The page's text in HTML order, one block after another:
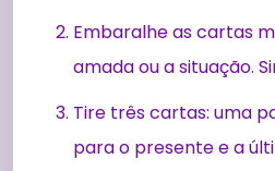
Embaralhe as cartas
amada ou a situação.
Tire três cartas: uma
para o presente e a